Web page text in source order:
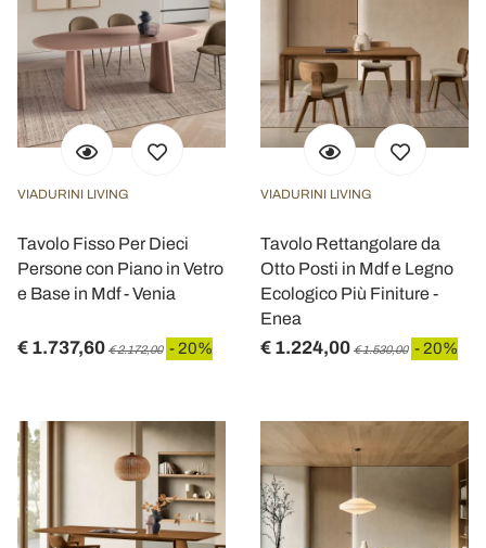
VIADURINI LIVING
Tavolo Fisso Per Dieci
Persone con Piano in Vetro
e Base in Mdf - Venia
€ 1.737,60 € 2.172,00 - 20%
VIADURINI LIVING
Tavolo Rettangolare da
Otto Posti in Mdf e Legno
Ecologico Più Finiture -
Enea
€ 1.224,00 € 1.530,00 - 20%